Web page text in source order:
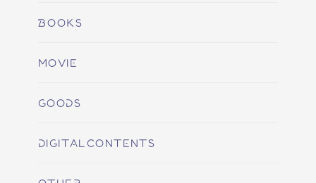
BOOKS
MOVIE
GOODS
DIGITALCONTENTS